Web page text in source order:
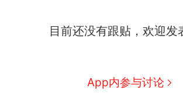
目前还没有跟贴，欢迎发
App内参与讨论
号，仅凭视频评出
佛山一中学招聘物
试前13名均遭淘汰